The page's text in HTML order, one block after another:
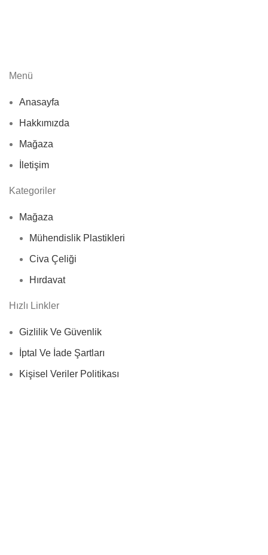
Menü
Anasayfa
Hakkımızda
Mağaza
İletişim
Kategoriler
Mağaza
Mühendislik Plastikleri
Civa Çeliği
Hırdavat
Hızlı Linkler
Gizlilik Ve Güvenlik
İptal Ve İade Şartları
Kişisel Veriler Politikası